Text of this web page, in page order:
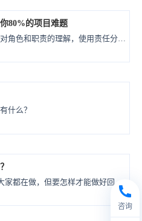
80%的项目难题
什么？
咨询